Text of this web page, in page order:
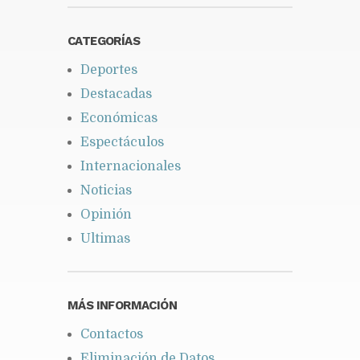
CATEGORÍAS
Deportes
Destacadas
Económicas
Espectáculos
Internacionales
Noticias
Opinión
Ultimas
MÁS INFORMACIÓN
Contactos